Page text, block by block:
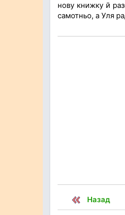
нову книжку й
самотньо, а Уля
Назад